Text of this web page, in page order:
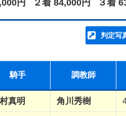
円 ２着 84,000円 ３着
判定写
騎手 調教師
真明 角川秀樹